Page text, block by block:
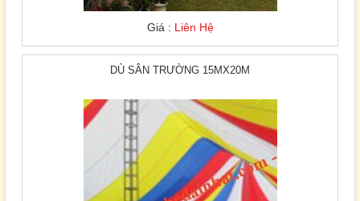
Giá : Liên Hệ
DÙ SÂN TRƯỜNG 15MX20M